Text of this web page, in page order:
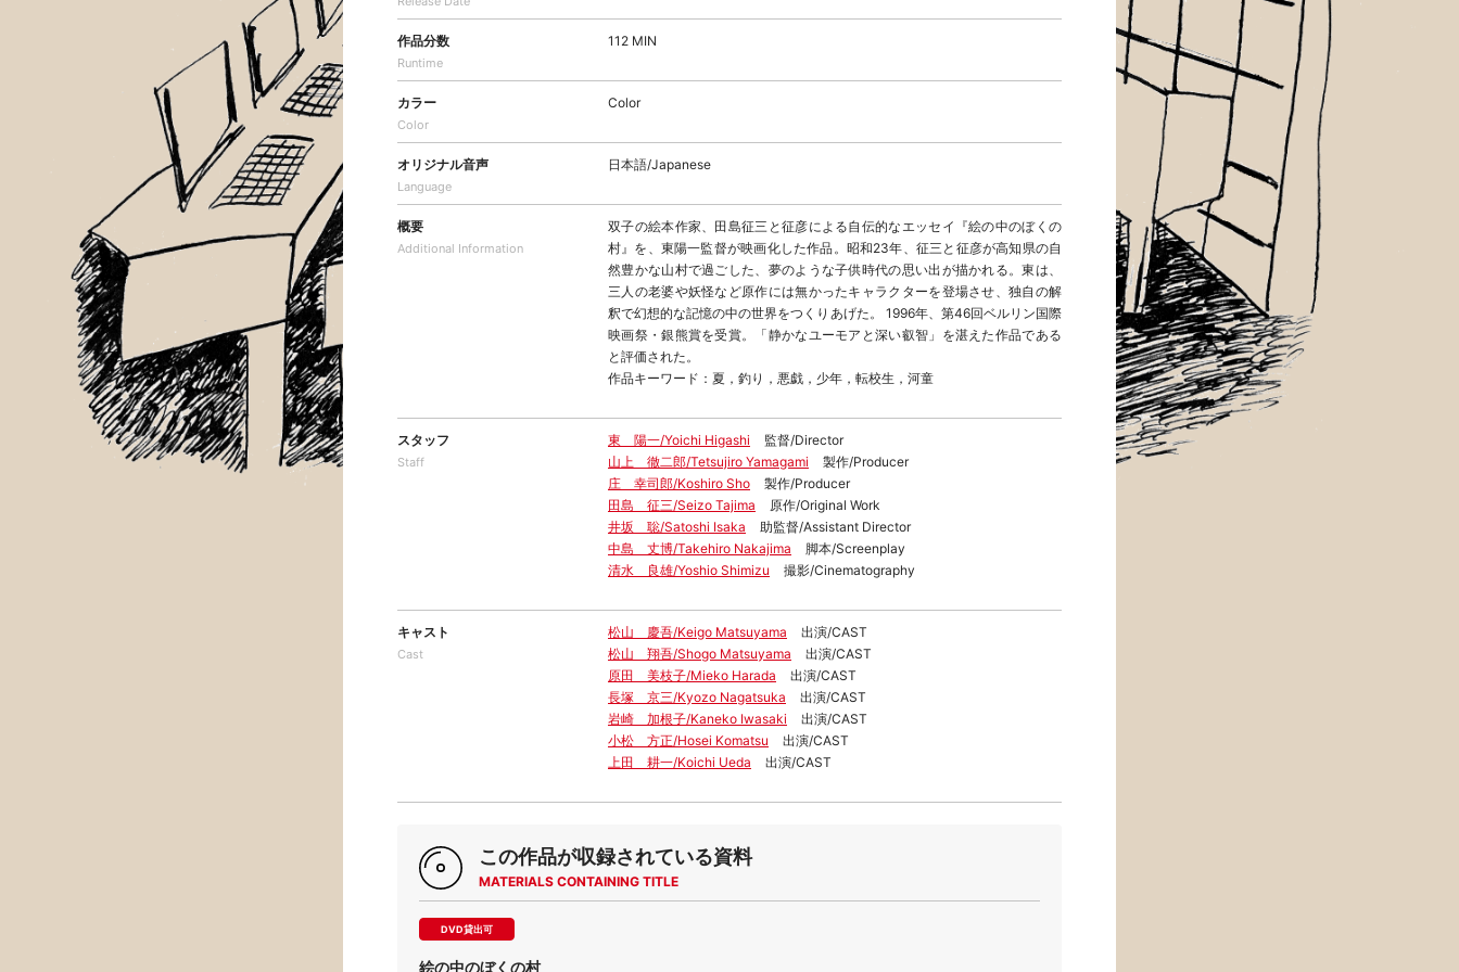
作品分数
Runtime
112 MIN
カラー
Color
Color
オリジナル音声
Language
日本語/Japanese
概要
Additional Information
双子の絵本作家、田島征三と征彦による自伝的なエッセイ『絵の中のぼくの
村』を、東陽一監督が映画化した作品。昭和23年、征三と征彦が高知県の自
然豊かな山村で過ごした、夢のような子供時代の思い出が描かれる。東は、
三人の老婆や妖怪など原作には無かったキャラクターを登場させ、独自の解
釈で幻想的な記憶の中の世界をつくりあげた。 1996年、第46回ベルリン国際
映画祭・銀熊賞を受賞。「静かなユーモアと深い叡智」を湛えた作品である
と評価された。
作品キーワード：夏，釣り，悪戯，少年，転校生，河童
スタッフ
Staff
東 陽一/Yoichi Higashi
監督/Director
山上 徹二郎/Tetsujiro Yamagami
製作/Producer
庄 幸司郎/Koshiro Sho
製作/Producer
田島 征三/Seizo Tajima
原作/Original Work
井坂 聡/Satoshi Isaka
助監督/Assistant Director
中島 丈博/Takehiro Nakajima
脚本/Screenplay
清水 良雄/Yoshio Shimizu
撮影/Cinematography
キャスト
Cast
松山 慶吾/Keigo Matsuyama
出演/CAST
松山 翔吾/Shogo Matsuyama
出演/CAST
原田 美枝子/Mieko Harada
出演/CAST
長塚 京三/Kyozo Nagatsuka
出演/CAST
岩崎 加根子/Kaneko Iwasaki
出演/CAST
小松 方正/Hosei Komatsu
出演/CAST
上田 耕一/Koichi Ueda
出演/CAST
この作品が収録されている資料
MATERIALS CONTAINING TITLE
DVD貸出可
絵の中のぼくの村